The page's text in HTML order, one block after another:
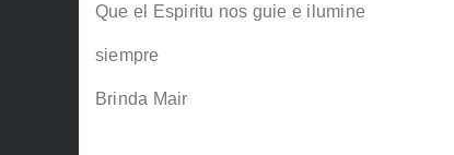
Que el Espiritu nos guie e ilumine
siempre
Brinda Mair